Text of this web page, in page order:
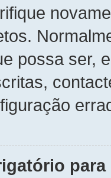
possa ser,